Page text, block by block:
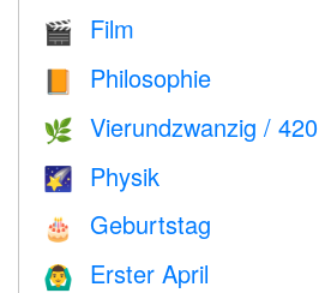
🎬 Film
📙 Philosophie
🌿 Vierundzwanzig / 420
🌠 Physik
🎂 Geburtstag
🙆‍♂️ Erster April